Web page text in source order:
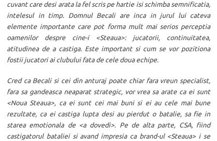
cuvant care desi arata la fel scris pe hartie isi schimba semnificatia,
intelesul in timp. Domnul Becali are inca in jurul lui cateva
elemente importante care pot forma mult mai serios perceptia
oamenilor despre cine-i <Steaua>: jucatorii, continuitatea,
atitudinea de a castiga. Este important si cum se vor pozitiona
fostii jucatori ai clubului fata de cele doua echipe.
Cred ca Becali si cei din anturaj poate chiar fara vreun specialist,
fara sa gandeasca neaparat strategic, vor vrea sa arate ca ei sunt
<Noua Steaua>, ca ei sunt cei mai buni si ei au cele mai bune
rezultate, ca ei castiga lupta desi au pierdut o batalie, sa fie in
starea emotionala de <a dovedi>. Pe de alta parte, CSA, fiind
castigatorul bataliei si avand impresia ca brand-ul <Steaua> i se